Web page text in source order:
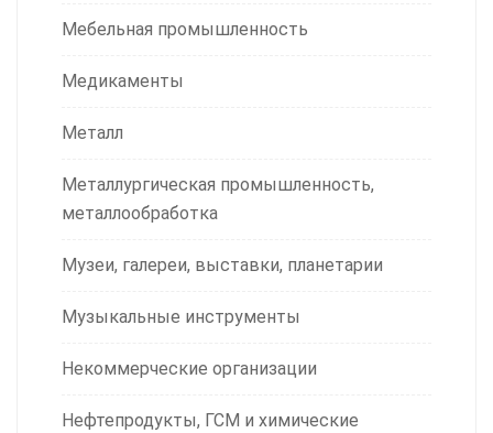
Мебельная промышленность
Медикаменты
Металл
Металлургическая промышленность,
металлообработка
Музеи, галереи, выставки, планетарии
Музыкальные инструменты
Некоммерческие организации
Нефтепродукты, ГСМ и химические